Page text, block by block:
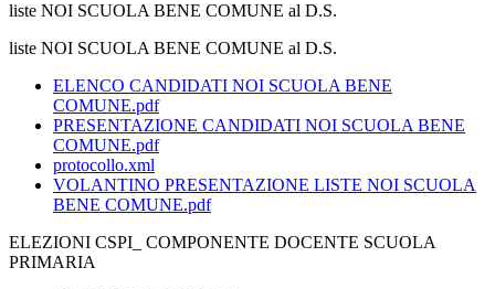
liste NOI SCUOLA BENE COMUNE al D.S.
liste NOI SCUOLA BENE COMUNE al D.S.
ELENCO CANDIDATI NOI SCUOLA BENE
COMUNE.pdf
PRESENTAZIONE CANDIDATI NOI SCUOLA BENE
COMUNE.pdf
protocollo.xml
VOLANTINO PRESENTAZIONE LISTE NOI SCUOLA
BENE COMUNE.pdf
ELEZIONI CSPI_ COMPONENTE DOCENTE SCUOLA
PRIMARIA